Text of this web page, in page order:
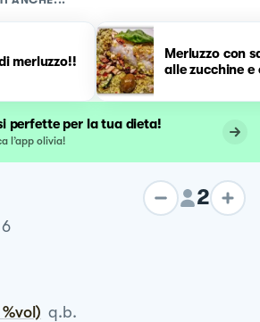
merluzzo!!
Merluzzo con
alle zucchine e
perfette per la tua dieta!
l’app olivia!
2
6
%vol) q.b.